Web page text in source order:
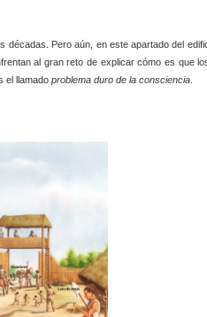
Pero aún, en este apartado del
al gran reto de explicar cómo es que
el llamado problema duro de la consciencia